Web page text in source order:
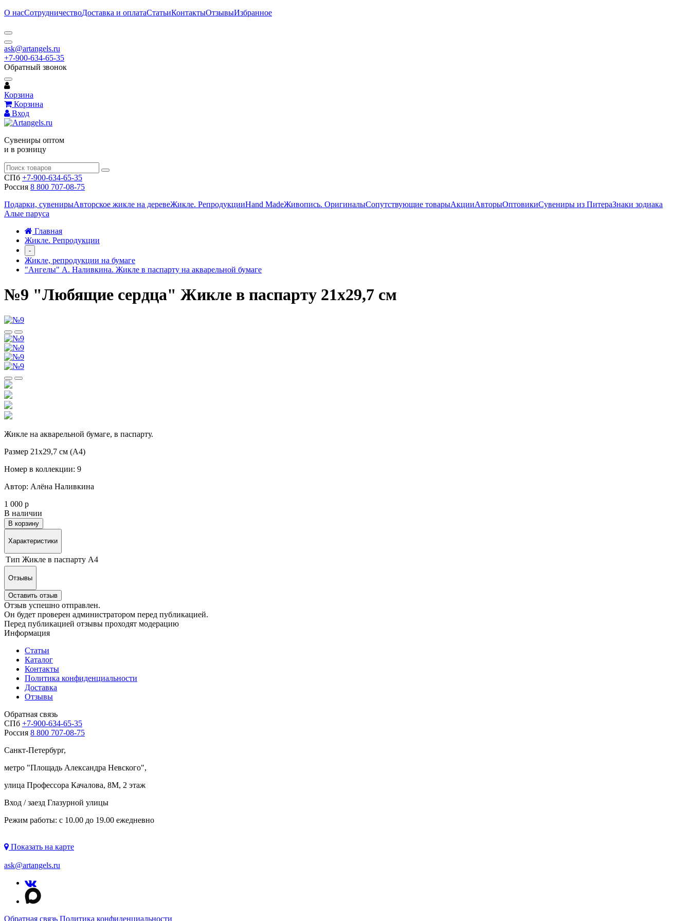
О насСотрудничествоДоставка и оплатаСтатьиКонтактыОтзывыИзбранное
ask@artangels.ru
+7-900-634-65-35
Обратный звонок
Корзина
Корзина
Вход
Сувениры оптом
и в розницу
СПб +7-900-634-65-35
Россия 8 800 707-08-75
Подарки, сувенирыАвторское жикле на деревеЖикле. РепродукцииHand MadeЖивопись. ОригиналыСопутствующие товарыАкцииАвторыОптовикиСувениры из ПитераЗнаки зодиака
Алые паруса
Главная
Жикле. Репродукции
-
Жикле, репродукции на бумаге
"Ангелы" А. Наливкина. Жикле в паспарту на акварельной бумаге
№9 "Любящие сердца" Жикле в паспарту 21х29,7 см
Жикле на акварельной бумаге, в паспарту.
Размер 21х29,7 см (А4)
Номер в коллекции: 9
Автор: Алёна Наливкина
1 000 р
В наличии
В корзину
Характеристики
Тип Жикле в паспарту А4
Отзывы
Оставить отзыв
Отзыв успешно отправлен.
Он будет проверен администратором перед публикацией.
Перед публикацией отзывы проходят модерацию
Информация
Статьи
Каталог
Контакты
Политика конфиденциальности
Доставка
Отзывы
Обратная связь
СПб +7-900-634-65-35
Россия 8 800 707-08-75
Санкт-Петербург,
метро "Площадь Александра Невского",
улица Профессора Качалова, 8М, 2 этаж
Вход / заезд Глазурной улицы
Режим работы: с 10.00 до 19.00 ежедневно
Показать на карте
ask@artangels.ru
Обратная связь Политика конфиденциальности